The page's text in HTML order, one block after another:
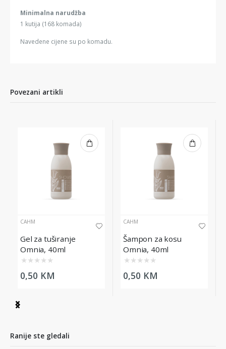
Minimalna narudžba
1 kutija (168 komada)
Navedene cijene su po komadu.
Povezani artikli
CAHM
Gel za tuširanje
Omnia, 40ml
★ ★ ★ ★ ★
0,50 KM
CAHM
Šampon za kosu
Omnia, 40ml
★ ★ ★ ★ ★
0,50 KM
Item
12
Ranije ste gledali